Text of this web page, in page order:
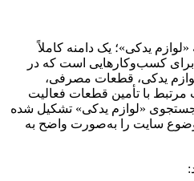
«لوازم یدکی»؛ یک دامنه کاملاً
کسب‌وکارهایی است که در
یدکی، قطعات مصرفی،
با تأمین قطعات فعالیت
«لوازم یدکی» تشکیل شده
سایت را به‌صورت واضح به